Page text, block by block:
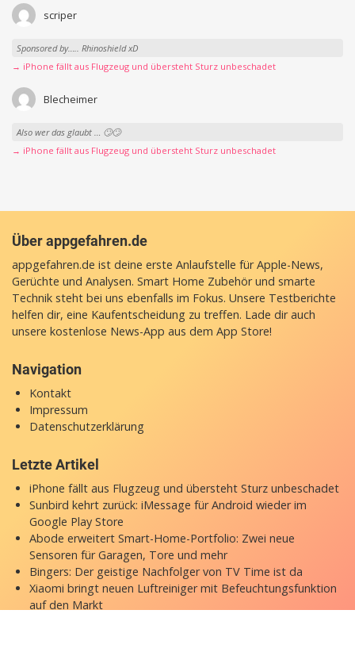
scriper
Sponsored by….. Rhinoshield xD
→ iPhone fällt aus Flugzeug und übersteht Sturz unbeschadet
Blecheimer
Also wer das glaubt … 🙄🙄
→ iPhone fällt aus Flugzeug und übersteht Sturz unbeschadet
Über appgefahren.de
appgefahren.de ist deine erste Anlaufstelle für Apple-News,
Gerüchte und Analysen. Smart Home Zubehör und smarte
Technik steht bei uns ebenfalls im Fokus. Unsere Testberichte
helfen dir, eine Kaufentscheidung zu treffen. Lade dir auch
unsere kostenlose News-App aus dem App Store!
Navigation
Kontakt
Impressum
Datenschutzerklärung
Letzte Artikel
iPhone fällt aus Flugzeug und übersteht Sturz unbeschadet
Sunbird kehrt zurück: iMessage für Android wieder im
Google Play Store
Abode erweitert Smart-Home-Portfolio: Zwei neue
Sensoren für Garagen, Tore und mehr
Bingers: Der geistige Nachfolger von TV Time ist da
Xiaomi bringt neuen Luftreiniger mit Befeuchtungsfunktion
auf den Markt